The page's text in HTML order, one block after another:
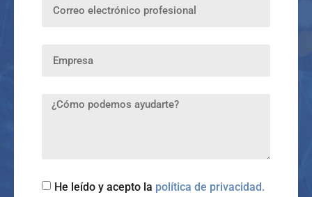
He leído y acepto la política de privacidad.